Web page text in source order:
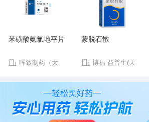
苯磺酸氨氯地平片
晖致制药（大
蒙脱石散
博福-益普生(天